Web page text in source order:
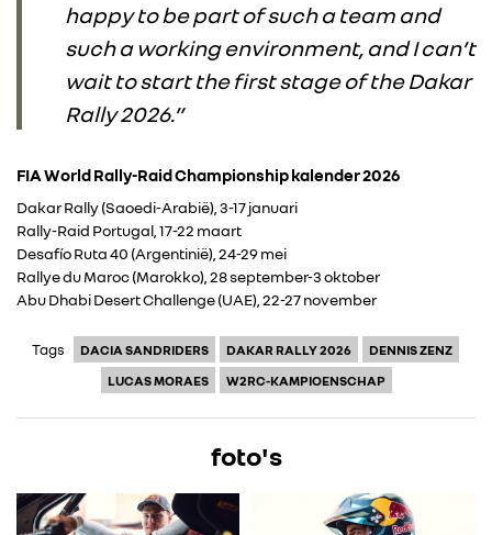
happy to be part of such a team and
such a working environment, and I can’t
wait to start the first stage of the Dakar
Rally 2026.”
FIA World Rally-Raid Championship kalender 2026
Dakar Rally (Saoedi-Arabië), 3-17 januari
Rally-Raid Portugal, 17-22 maart
Desafío Ruta 40 (Argentinië), 24-29 mei
Rallye du Maroc (Marokko), 28 september-3 oktober
Abu Dhabi Desert Challenge (UAE), 22-27 november
Tags DACIA SANDRIDERS DAKAR RALLY 2026
DENNIS ZENZ
LUCAS MORAES
W2RC-KAMPIOENSCHAP
foto's